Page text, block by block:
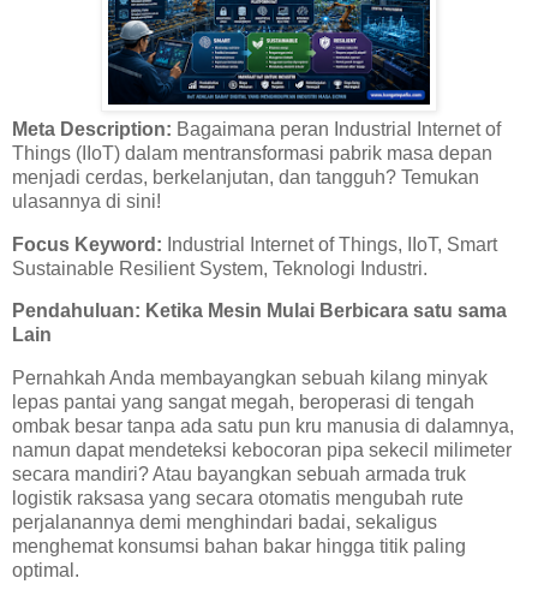
Meta Description: Bagaimana peran Industrial Internet of
Things (IIoT) dalam mentransformasi pabrik masa depan
menjadi cerdas, berkelanjutan, dan tangguh? Temukan
ulasannya di sini!
Focus Keyword: Industrial Internet of Things, IIoT, Smart
Sustainable Resilient System, Teknologi Industri.
Pendahuluan: Ketika Mesin Mulai Berbicara satu sama
Lain
Pernahkah Anda membayangkan sebuah kilang minyak
lepas pantai yang sangat megah, beroperasi di tengah
ombak besar tanpa ada satu pun kru manusia di dalamnya,
namun dapat mendeteksi kebocoran pipa sekecil milimeter
secara mandiri? Atau bayangkan sebuah armada truk
logistik raksasa yang secara otomatis mengubah rute
perjalanannya demi menghindari badai, sekaligus
menghemat konsumsi bahan bakar hingga titik paling
optimal.